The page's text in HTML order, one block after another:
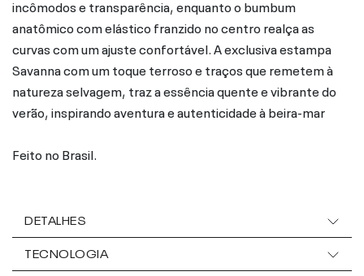
incômodos e transparência, enquanto o bumbum
anatômico com elástico franzido no centro realça as
curvas com um ajuste confortável. A exclusiva estampa
Savanna com um toque terroso e traços que remetem à
natureza selvagem, traz a essência quente e vibrante do
verão, inspirando aventura e autenticidade à beira-mar
Feito no Brasil.
DETALHES
TECNOLOGIA